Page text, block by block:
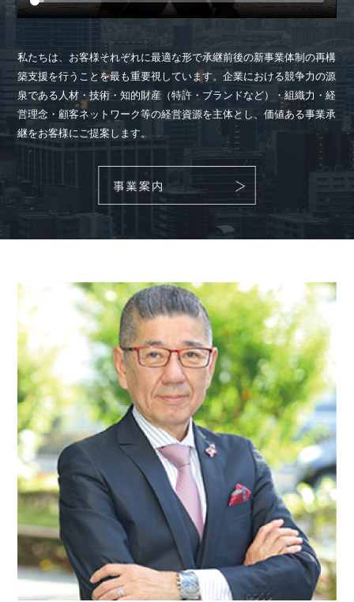
私たちは、お客様それぞれに最適な形で承継前後の新事業体制の再構
築支援を行うことを最も重要視しています。企業における競争力の源
泉である人材・技術・知的財産（特許・ブランドなど）・組織力・経
営理念・顧客ネットワーク等の経営資源を主体とし、価値ある事業承
継をお客様にご提案します。